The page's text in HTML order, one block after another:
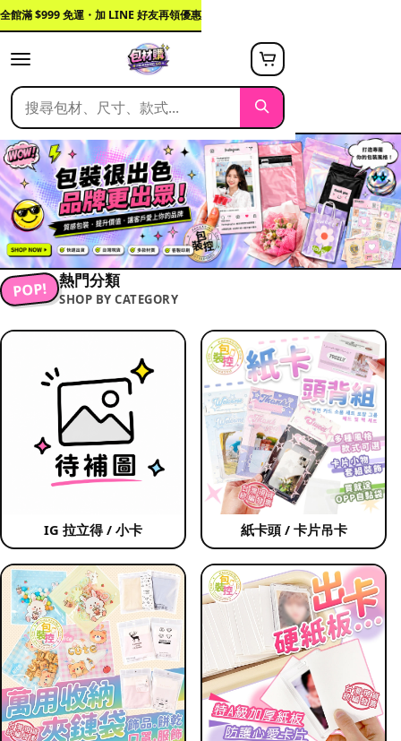
全館滿 $999 免運・加 LINE 好友再領優惠
POP! 熱門分類
SHOP BY CATEGORY
IG 拉立得 / 小卡 紙卡頭 / 卡片吊卡